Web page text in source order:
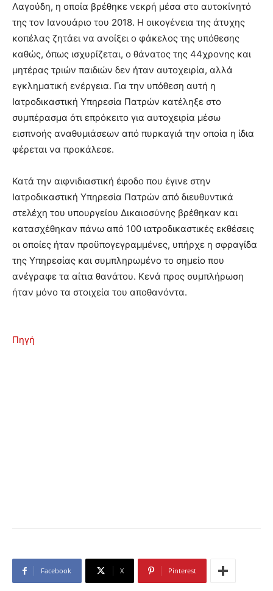
Λαγούδη, η οποία βρέθηκε νεκρή μέσα στο αυτοκίνητό
της τον Ιανουάριο του 2018. Η οικογένεια της άτυχης
κοπέλας ζητάει να ανοίξει ο φάκελος της υπόθεσης
καθώς, όπως ισχυρίζεται, ο θάνατος της 44χρονης και
μητέρας τριών παιδιών δεν ήταν αυτοχειρία, αλλά
εγκληματική ενέργεια. Για την υπόθεση αυτή η
Ιατροδικαστική Υπηρεσία Πατρών κατέληξε στο
συμπέρασμα ότι επρόκειτο για αυτοχειρία μέσω
εισπνοής αναθυμιάσεων από πυρκαγιά την οποία η ίδια
φέρεται να προκάλεσε.
Κατά την αιφνιδιαστική έφοδο που έγινε στην
Ιατροδικαστική Υπηρεσία Πατρών από διευθυντικά
στελέχη του υπουργείου Δικαιοσύνης βρέθηκαν και
κατασχέθηκαν πάνω από 100 ιατροδικαστικές εκθέσεις
οι οποίες ήταν προϋπογεγραμμένες, υπήρχε η σφραγίδα
της Υπηρεσίας και συμπληρωμένο το σημείο που
ανέγραφε τα αίτια θανάτου. Κενά προς συμπλήρωση
ήταν μόνο τα στοιχεία του αποθανόντα.
Πηγή
Facebook X Pinterest